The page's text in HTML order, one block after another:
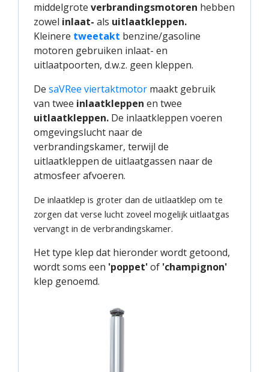
middelgrote verbrandingsmotoren hebben
zowel inlaat- als uitlaatkleppen.
Kleinere tweetakt benzine/gasoline
motoren gebruiken inlaat- en
uitlaatpoorten, d.w.z. geen kleppen.
De saVRee viertaktmotor maakt gebruik
van twee inlaatkleppen en twee
uitlaatkleppen. De inlaatkleppen voeren
omgevingslucht naar de
verbrandingskamer, terwijl de
uitlaatkleppen de uitlaatgassen naar de
atmosfeer afvoeren.
De inlaatklep is groter dan de uitlaatklep om te
zorgen dat verse lucht zoveel mogelijk uitlaatgas
vervangt in de verbrandingskamer.
Het type klep dat hieronder wordt getoond,
wordt soms een 'poppet'of 'champignon'
klep genoemd.